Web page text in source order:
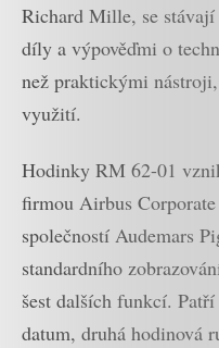
Richard Mille, se
díly a výpověďmi o
než praktickými
využití.
Hodinky RM 62-01
firmou Airbus
společností Audemars
standardního
šest dalších funkcí.
datum, druhá hodinová